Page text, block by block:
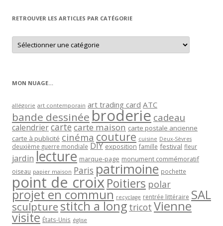
RETROUVER LES ARTICLES PAR CATÉGORIE
Retrouver
les
articles
MON NUAGE…
allégorie art contemporain art trading card ATC
bande dessinée broderie cadeau
calendriercartecarte maison carte postale ancienne
carte à publicité cinéma couture cuisine Deux-Sèvres
deuxième guerre mondiale DIY exposition famille festival fleur
jardin lecture marque-page monument commémoratif
oiseau papier maison Paris patrimoine pochette
point de croixPoitiers polar
projet en commun recyclage rentrée littéraire SAL
sculpturestitch a long tricot Vienne
visite États-Unis église